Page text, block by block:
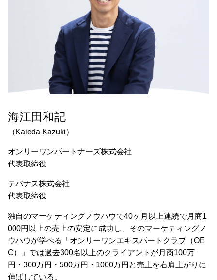
海江田和記
（Kaieda Kazuki）
オンリーワンパートナーズ株式会社
代表取締役
テバナス株式会社
代表取締役
独自のマーケティングノウハウで40ヶ月以上連続で月商1
000円以上の売上の安定に成功し、そのマーケティングノ
ウハウが学べる「オンリーワンエキスパートクラブ（OE
C）」では過去300名以上のクライアントが月商100万
円・300万円・500万円・1000万円と売上を右肩上がりに
伸ばしている。